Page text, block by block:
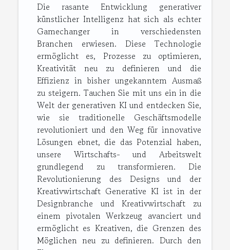
Die rasante Entwicklung generativer
künstlicher Intelligenz hat sich als echter
Gamechanger in verschiedensten
Branchen erwiesen. Diese Technologie
ermöglicht es, Prozesse zu optimieren,
Kreativität neu zu definieren und die
Effizienz in bisher ungekanntem Ausmaß
zu steigern. Tauchen Sie mit uns ein in die
Welt der generativen KI und entdecken Sie,
wie sie traditionelle Geschäftsmodelle
revolutioniert und den Weg für innovative
Lösungen ebnet, die das Potenzial haben,
unsere Wirtschafts- und Arbeitswelt
grundlegend zu transformieren. Die
Revolutionierung des Designs und der
Kreativwirtschaft Generative KI ist in der
Designbranche und Kreativwirtschaft zu
einem pivotalen Werkzeug avanciert und
ermöglicht es Kreativen, die Grenzen des
Möglichen neu zu definieren. Durch den